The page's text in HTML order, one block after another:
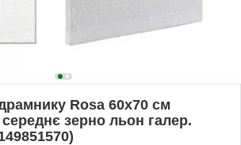
Rosa 60x70 см
зерно льон галер.